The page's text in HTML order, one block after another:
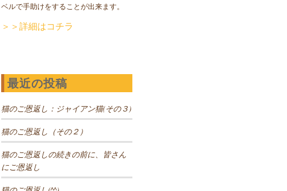
ベルで手助けをすることが出来ます。
＞＞詳細はコチラ
最近の投稿
猫のご恩返し：ジャイアン猫(その３)
猫のご恩返し（その２）
猫のご恩返しの続きの前に、皆さん
にご恩返し